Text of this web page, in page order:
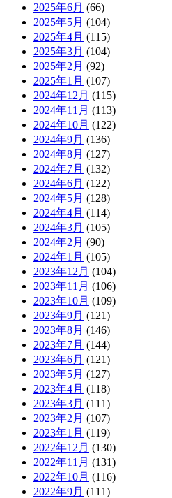
2025年6月 (66)
2025年5月 (104)
2025年4月 (115)
2025年3月 (104)
2025年2月 (92)
2025年1月 (107)
2024年12月 (115)
2024年11月 (113)
2024年10月 (122)
2024年9月 (136)
2024年8月 (127)
2024年7月 (132)
2024年6月 (122)
2024年5月 (128)
2024年4月 (114)
2024年3月 (105)
2024年2月 (90)
2024年1月 (105)
2023年12月 (104)
2023年11月 (106)
2023年10月 (109)
2023年9月 (121)
2023年8月 (146)
2023年7月 (144)
2023年6月 (121)
2023年5月 (127)
2023年4月 (118)
2023年3月 (111)
2023年2月 (107)
2023年1月 (119)
2022年12月 (130)
2022年11月 (131)
2022年10月 (116)
2022年9月 (111)